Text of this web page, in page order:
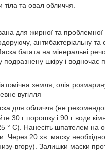
тіла та овал обличчя.
для жирної та
антибактеріальну та
багата на мінеральні
подразнену шкіру і водночас
земля, олія
вугілля
для обличчя (не
30 г порошку і 90 г води
° С). Нанесіть шпателем на
Через 20 хв. маску
вгору). Залишки маски